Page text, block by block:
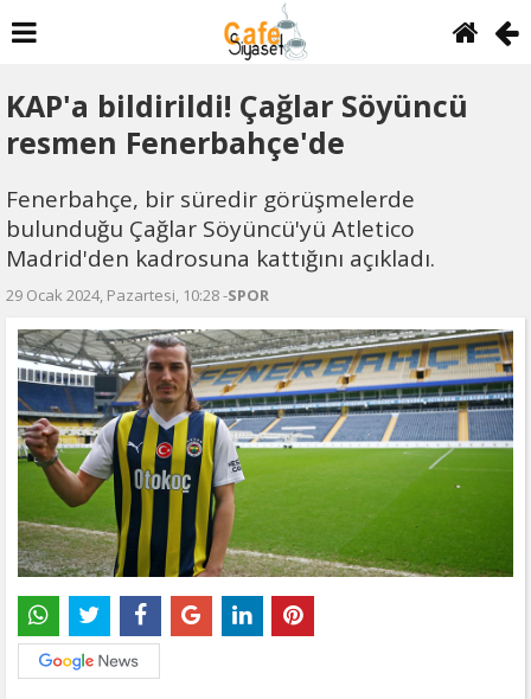
KAP'a bildirildi! Çağlar Söyüncü
resmen Fenerbahçe'de
Fenerbahçe, bir süredir görüşmelerde
bulunduğu Çağlar Söyüncü'yü Atletico
Madrid'den kadrosuna kattığını açıkladı.
29 Ocak 2024, Pazartesi, 10:28 -SPOR